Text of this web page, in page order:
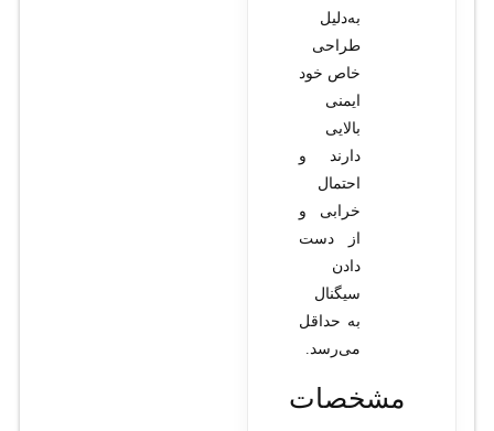
به‌دلیل
طراحی
خاص خود
ایمنی
بالایی
دارند و
احتمال
خرابی و
از دست
دادن
سیگنال
به حداقل
می‌رسد.
مشخصات